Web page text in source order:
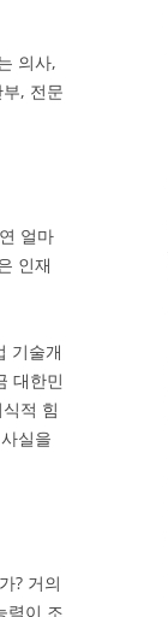
의사,
, 전문
얼마
인재
기술개
대한민
적 힘
실을
? 거의
력이 조